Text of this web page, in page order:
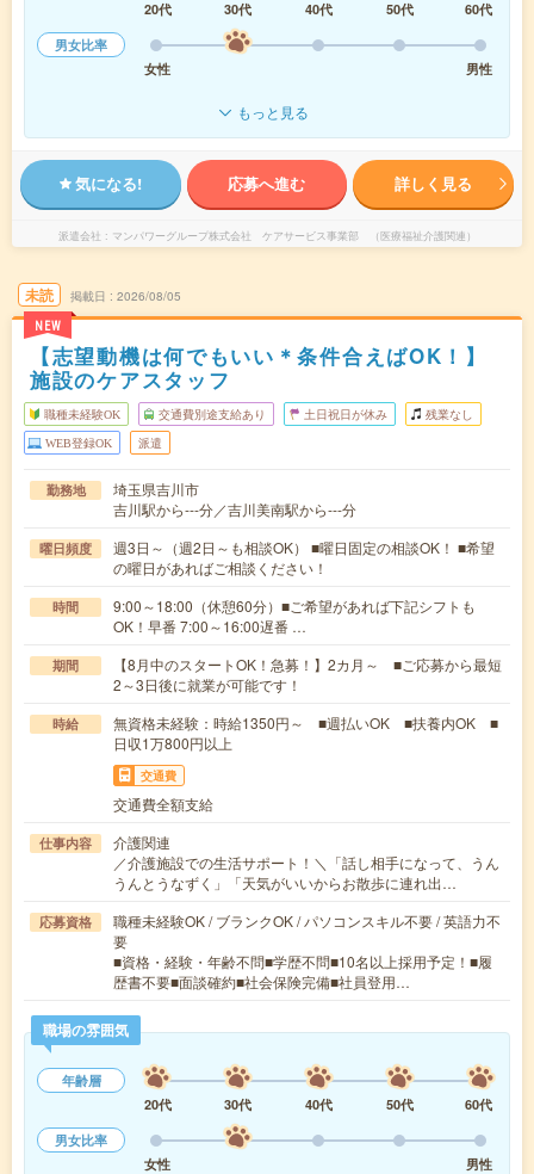
20代
30代 40代 50代
60代
男女比率
女性
男性
もっと見る
気になる! 応募へ進む 詳しく見る
派遣会社 マンパワーグループ株式会社 ケアサービス事業部 （医療福祉介護関連）
未読
NEW
掲載日 2026/08/05
【志望動機は何でもいい＊条件合えばOK！】
施設のケアスタッフ
職種未経験OK 交通費別途支給あり 土日祝日が休み 残業なし
WEB登録OK 派遣
勤務地
埼玉県吉川市
吉川駅から---分／吉川美南駅から---分
曜日頻度
週3日～（週2日～も相談OK） ■曜日固定の相談OK！ ■希望
の曜日があればご相談ください！
時間
9:00～18:00（休憩60分）■ご希望があれば下記シフトも
OK！早番 7:00～16:00遅番 …
期間
【8月中のスタートOK！急募！】2カ月～ ■ご応募から最短
2～3日後に就業が可能です！
時給
無資格未経験：時給1350円～ ■週払いOK ■扶養内OK ■
日収1万800円以上
交通費
交通費全額支給
仕事内容
介護関連
／介護施設での生活サポート！＼「話し相手になって、うん
うんとうなずく」「天気がいいからお散歩に連れ出…
応募資格
職種未経験OK / ブランクOK / パソコンスキル不要 / 英語力不
要
■資格・経験・年齢不問■学歴不問■10名以上採用予定！■履
歴書不要■面談確約■社会保険完備■社員登用…
職場の雰囲気
年齢層
20代
30代 40代 50代
60代
男女比率
女性
男性